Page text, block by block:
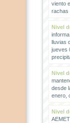
viento
rachas
Nivel
lluvias
jueves
Nivel
desde
enero,
Nivel